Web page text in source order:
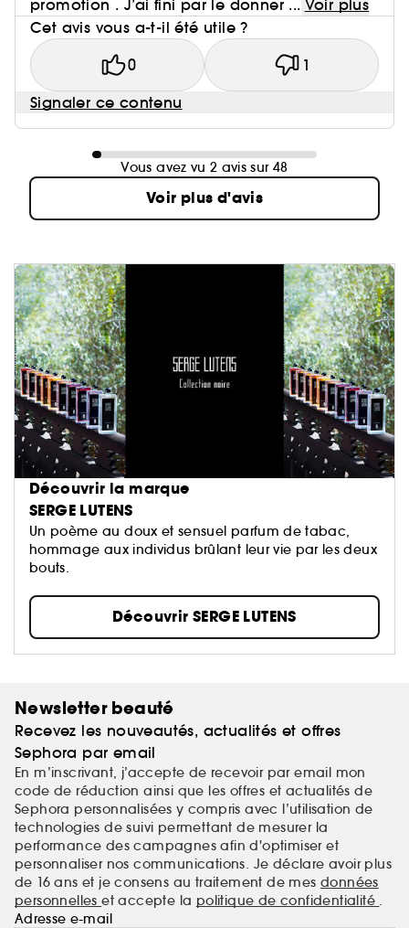
promotion . J’ai fini par le donner ... Voir plus
Cet avis vous a-t-il été utile ?
0 1
Signaler ce contenu
Vous avez vu 2 avis sur 48
Voir plus d'avis
Découvrir la marque
SERGE LUTENS
Un poème au doux et sensuel parfum de tabac,
hommage aux individus brûlant leur vie par les deux
bouts.
Découvrir SERGE LUTENS
Newsletter beauté
Recevez les nouveautés, actualités et offres
Sephora par email
En m’inscrivant, j’accepte de recevoir par email mon
code de réduction ainsi que les offres et actualités de
Sephora personnalisées y compris avec l’utilisation de
technologies de suivi permettant de mesurer la
performance des campagnes afin d'optimiser et
personnaliser nos communications. Je déclare avoir plus
de 16 ans et je consens au traitement de mes données
personnelleset accepte la politique de confidentialité .
Adresse e-mail